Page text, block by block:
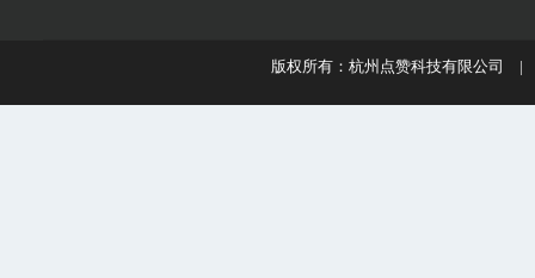
版权所有：杭州点赞科技有限公司